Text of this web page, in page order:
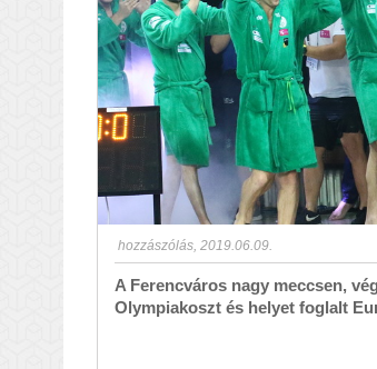
hozzászólás, 2019.06.09.
A Ferencváros nagy meccsen,
Olympiakoszt és helyet foglalt